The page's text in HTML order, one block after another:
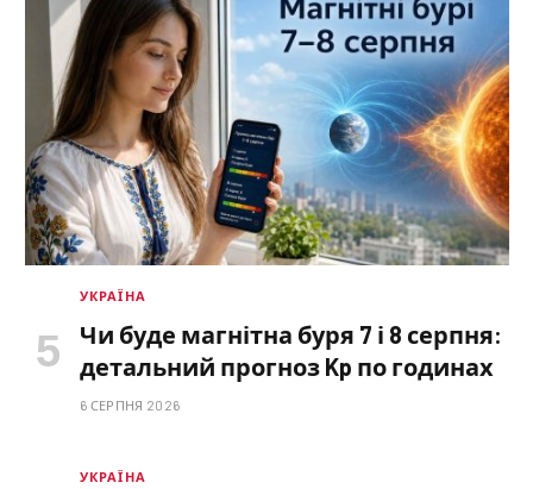
УКРАЇНА
Чи буде магнітна буря 7 і 8 серпня:
детальний прогноз Kp по годинах
6 СЕРПНЯ 2026
УКРАЇНА